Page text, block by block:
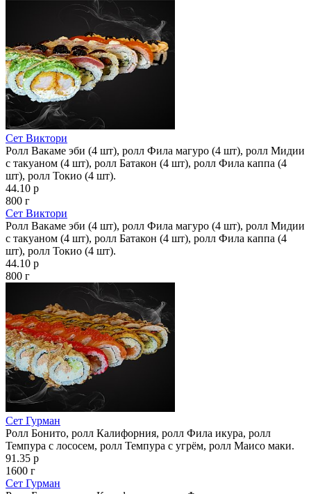
Сет Виктори
Ролл Вакаме эби (4 шт), ролл Фила магуро (4 шт), ролл Мидии
с такуаном (4 шт), ролл Батакон (4 шт), ролл Фила каппа (4
шт), ролл Токио (4 шт).
44.10 р
800 г
Сет Виктори
Ролл Вакаме эби (4 шт), ролл Фила магуро (4 шт), ролл Мидии
с такуаном (4 шт), ролл Батакон (4 шт), ролл Фила каппа (4
шт), ролл Токио (4 шт).
44.10 р
800 г
Сет Гурман
Ролл Бонито, ролл Калифорния, ролл Фила икура, ролл
Темпура с лососем, ролл Темпура с угрём, ролл Маисо маки.
91.35 р
1600 г
Сет Гурман